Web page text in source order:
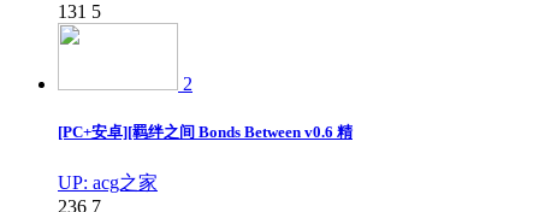
131 5
2
[PC+安卓][羁绊之间 Bonds Between v0.6 精
UP: acg之家
236 7